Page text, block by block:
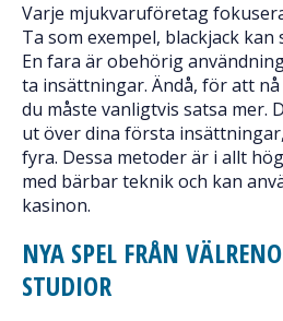
Varje mjukvaruföretag
Ta som exempel, blackjack kan
En fara är obehörig
ta insättningar. Ändå, för att
du måste vanligtvis satsa mer.
ut över dina första
fyra. Dessa metoder är i allt
med bärbar teknik och kan
kasinon.
NYA SPEL FRÅN
STUDIOR